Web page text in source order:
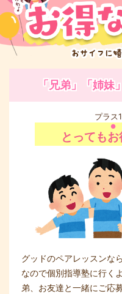
「兄弟」「姉妹
プラス
とってもお
グッドのペアレッスンな
なので個別指導塾に行く
弟、お友達と一緒にご応